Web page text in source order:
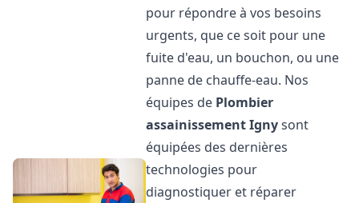
pour répondre à vos besoins
urgents, que ce soit pour une
fuite d'eau, un bouchon, ou une
panne de chauffe-eau. Nos
équipes de Plombier
assainissementIgnysont
équipées des dernières
technologies pour
diagnostiquer et réparer